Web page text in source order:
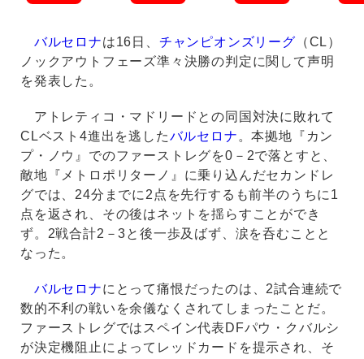
バルセロナは16日、 チャンピオンズリーグ （CL）
ノックアウトフェーズ準々決勝の判定に関して声明
を発表した。
アトレティコ・マドリードとの同国対決に敗れて
CLベスト4進出を逃したバルセロナ。本拠地『カン
プ・ノウ』でのファーストレグを0－2で落とすと、
敵地『メトロポリターノ』に乗り込んだセカンドレ
グでは、24分までに2点を先行するも前半のうちに1
点を返され、その後はネットを揺らすことができ
ず。2戦合計2－3と後一歩及ばず、涙を呑むことと
なった。
バルセロナにとって痛恨だったのは、2試合連続で
数的不利の戦いを余儀なくされてしまったことだ。
ファーストレグではスペイン代表DFパウ・クバルシ
が決定機阻止によってレッドカードを提示され、そ